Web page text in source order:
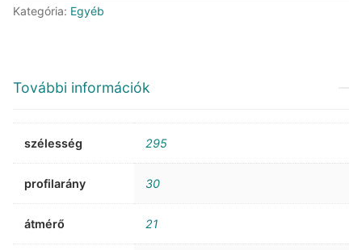
Kategória: Egyéb
További információk
szélesség 295
profilarány 30
átmérő 21